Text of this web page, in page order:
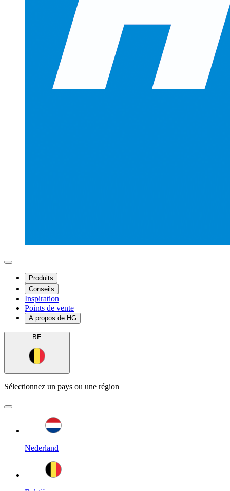
Produits
Conseils
Inspiration
Points de vente
A propos de HG
BE
Sélectionnez un pays ou une région
Nederland